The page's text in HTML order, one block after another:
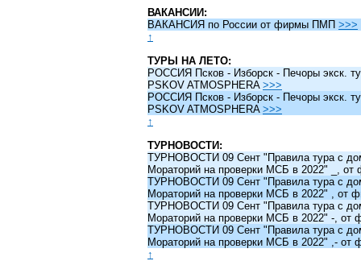
ВАКАНСИИ:
ВАКАНСИЯ по России от фирмы ПМП >>>
↑
ТУРЫ НА ЛЕТО:
РОССИЯ Псков - Изборск - Печоры экск.
PSKOV ATMOSPHERA >>>
РОССИЯ Псков - Изборск - Печоры экск.
PSKOV ATMOSPHERA >>>
↑
ТУРНОВОСТИ:
ТУРНОВОСТИ 09 Сент "Правила тура с
Мораторий на проверки МСБ в 2022" _,
ТУРНОВОСТИ 09 Сент "Правила тура с
Мораторий на проверки МСБ в 2022" ,
ТУРНОВОСТИ 09 Сент "Правила тура с
Мораторий на проверки МСБ в 2022" -,
ТУРНОВОСТИ 09 Сент "Правила тура с
Мораторий на проверки МСБ в 2022" ,-
↑